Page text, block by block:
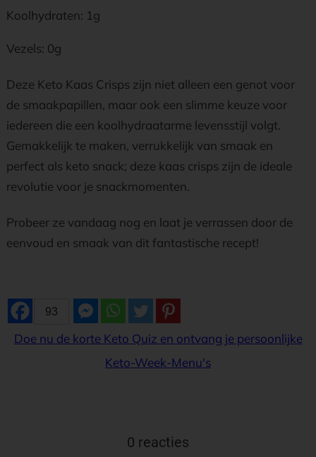
Koolhydraten: 1g
Vezels: 0g
Deze Keto Kaas Crisps zijn niet alleen een genot voor
de smaakpapillen, maar ook een slimme keuze voor
iedereen die een koolhydraatarme levensstijl volgt.
Gemakkelijk te maken, verrukkelijk van smaak en
perfect als keto snack; deze kaas crisps zijn de ideale
revolutie voor je snackmomenten.
Probeer ze vandaag nog en laat je verrassen door de
eenvoud en smaak van dit fantastische recept!
93
Doe nu de korte Keto Quiz en ontvang je persoonlijke
Keto-Week-Menu's
0 reacties